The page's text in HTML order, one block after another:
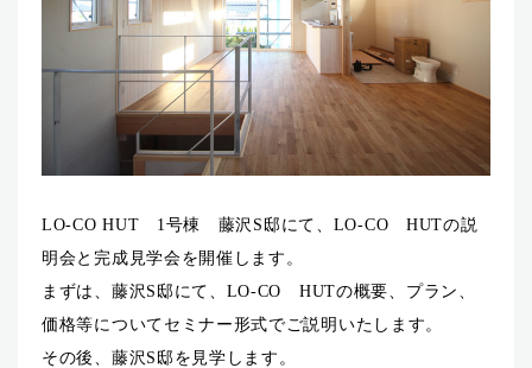
LO-CO HUT 1号棟 藤沢S邸にて、LO-CO HUTの説
明会と完成見学会を開催します。
まずは、藤沢S邸にて、LO-CO HUTの概要、プラン、
価格等についてセミナー形式でご説明いたします。
その後、藤沢S邸を見学します。